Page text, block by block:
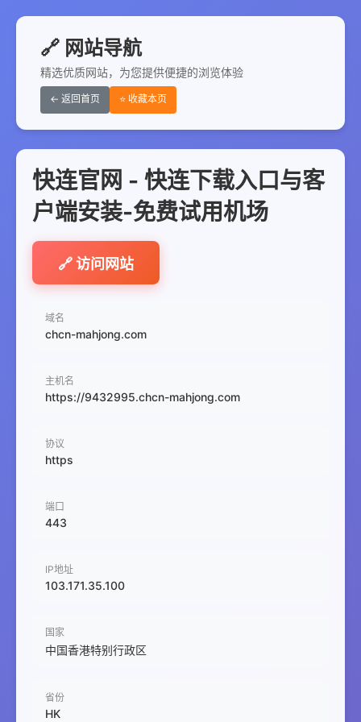
🔗 网站导航
精选优质网站，为您提供便捷的浏览体验
← 返回首页 ⭐ 收藏本页
快连官网 - 快连下载入口与客
户端安装-免费试用机场
🔗 访问网站
域名
chcn-mahjong.com
主机名
https://9432995.chcn-mahjong.com
协议
https
端口
443
IP地址
103.171.35.100
国家
中国香港特别行政区
省份
HK